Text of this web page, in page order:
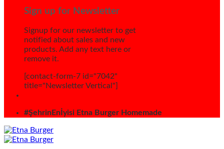
Sign up for Newsletter
Signup for our newsletter to get
notified about sales and new
products. Add any text here or
remove it.
[contact-form-7 id="7042"
title="Newsletter Vertical"]
#ŞehrinEnİyisi Etna Burger Homemade